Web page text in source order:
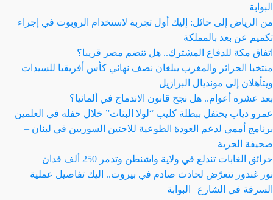
البوابة
من الرياض إلى حائل: إليك أول تجربة لاستخدام الروبوت في إجراء
تكميم عن بعد بالمملكة
اتفاق مكة للدفاع المشترك.. هل تنضم مصر قريبا؟
منتخبا الجزائر والمغرب يبلغان نصف نهائي كأس أفريقيا للسيدات
ويتأهلان إلى مونديال البرازيل
بعد عشرة أعوام.. هل نجح قانون الاندماج في ألمانيا؟
عمرو دياب يحتفل ببطلة كليب “لولا البنات” خلال حفله في العلمين
برنامج أممي لدعم العودة الطوعية للاجئين السوريين في لبنان –
صحيفة الحرية
حرائق الغابات تندلع في ولاية واشنطن وتدمر 250 ألف فدان
نور غندور تتعرّض لحادث صادم في بيروت.. اليك تفاصيل عملية
السرقة في الشارع | البوابة